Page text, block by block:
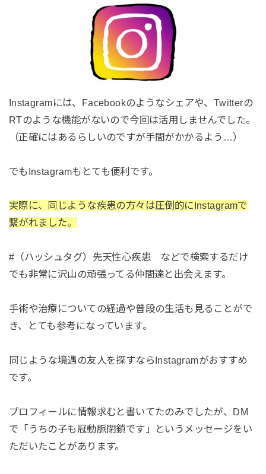
Instagramには、Facebookのようなシェアや、Twitterの
RTのような機能がないので今回は活用しませんでした。
（正確にはあるらしいのですが手間がかかるよう…）
でもInstagramもとても便利です。
実際に、同じような疾患の方々は圧倒的にInstagramで
繋がれました。
#（ハッシュタグ）先天性心疾患 などで検索するだけ
でも非常に沢山の頑張ってる仲間達と出会えます。
手術や治療についての経過や普段の生活も見ることがで
き、とても参考になっています。
同じような境遇の友人を探すならInstagramがおすすめ
です。
プロフィールに情報求むと書いてたのみでしたが、DM
で「うちの子も冠動脈閉鎖です」というメッセージをい
ただいたことがあります。